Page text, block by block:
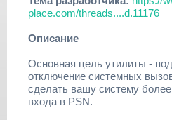
place.com/threads....d.11176
Описание
Основная цель утилиты -
отключение системных
сделать вашу систему
входа в PSN.